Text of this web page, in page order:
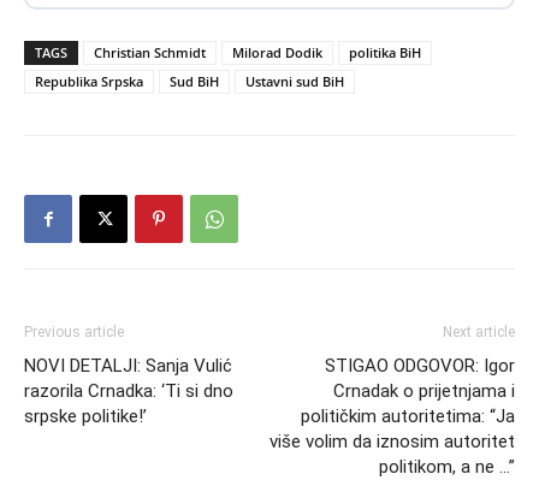
TAGS Christian Schmidt Milorad Dodik
politika BiH
Republika Srpska
Sud BiH Ustavni sud BiH
Previous article
NOVI DETALJI: Sanja Vulić
razorila Crnadka: ‘Ti si dno
srpske politike!’
Next article
STIGAO ODGOVOR: Igor
Crnadak o prijetnjama i
političkim autoritetima: “Ja
više volim da iznosim autoritet
politikom, a ne …”